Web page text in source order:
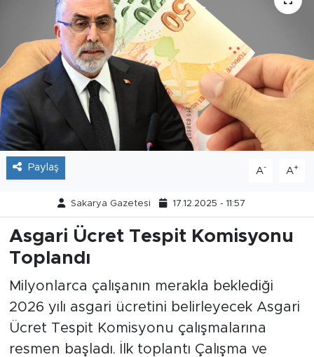
Paylaş A- A+
Sakarya Gazetesi 17.12.2025 - 11:57
Asgari Ücret Tespit Komisyonu
Toplandı
Milyonlarca çalışanın merakla beklediği
2026 yılı asgari ücretini belirleyecek Asgari
Ücret Tespit Komisyonu çalışmalarına
resmen başladı. İlk toplantı Çalışma ve
Resmi İlanlar
Söyleşi
Foto Şaka
Teknoloji
Politika